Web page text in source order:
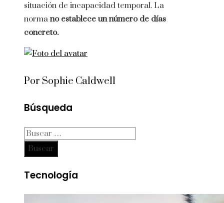
situación de incapacidad temporal. La
norma no establece un número de días
concreto.
Por Sophie Caldwell
Búsqueda
Buscar:
Tecnología